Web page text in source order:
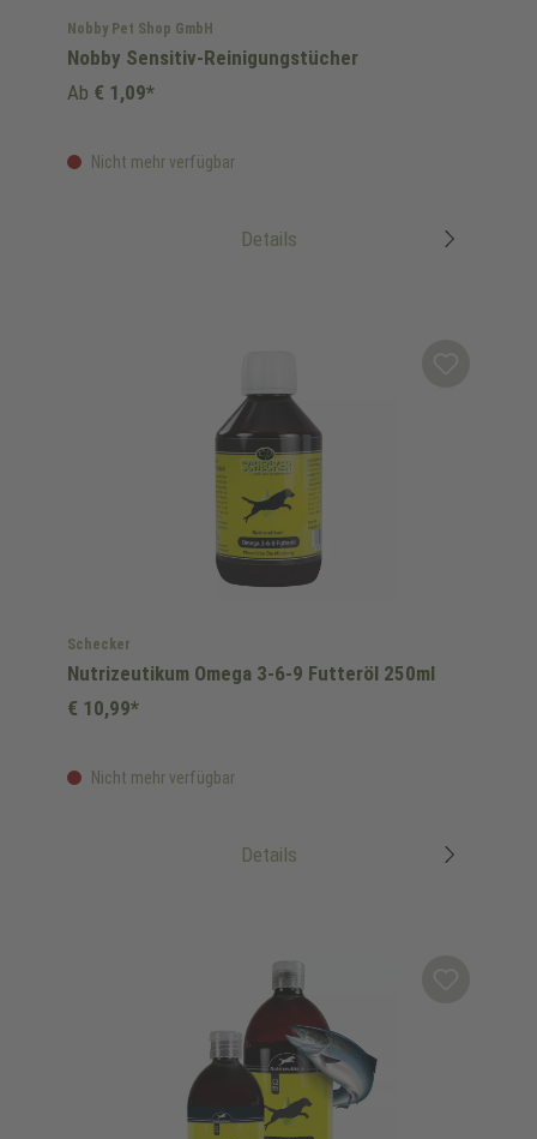
Nobby Pet Shop GmbH
Nobby Sensitiv-Reinigungstücher
Nicht mehr verfügbar
Ab € 1,09*
Details
Schecker
Nutrizeutikum Omega 3-6-9 Futteröl 250ml
Nicht mehr verfügbar
€ 10,99*
Details